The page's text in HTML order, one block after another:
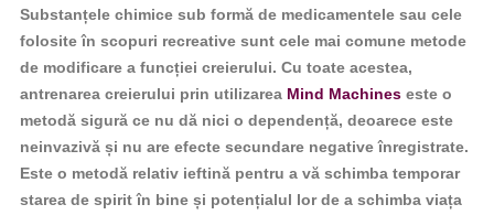
Substanțele chimice sub formă de medicamentele sau cele
folosite în scopuri recreative sunt cele mai comune metode
de modificare a funcției creierului. Cu toate acestea,
antrenarea creierului prin utilizarea Mind Machineseste o
metodă sigură ce nu dă nici o dependență, deoarece este
neinvazivă și nu are efecte secundare negative înregistrate.
Este o metodă relativ ieftină pentru a vă schimba temporar
starea de spirit în bine și potențialul lor de a schimba viața